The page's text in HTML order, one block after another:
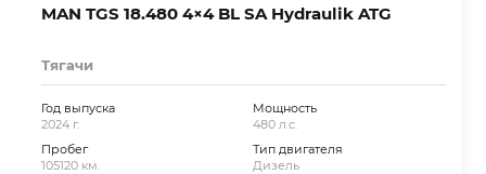
MAN TGS 18.480 4×4 BL SA Hydraulik ATG
Тягачи
Год выпуска
2024 г.
Пробег
105120 км.
Мощность
480 л.с.
Тип двигателя
Дизель